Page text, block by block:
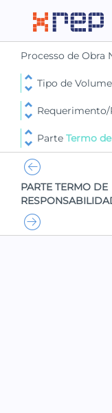
Processo de Obra
Tipo de Volume
Parte Termo
PARTE TERMO DE